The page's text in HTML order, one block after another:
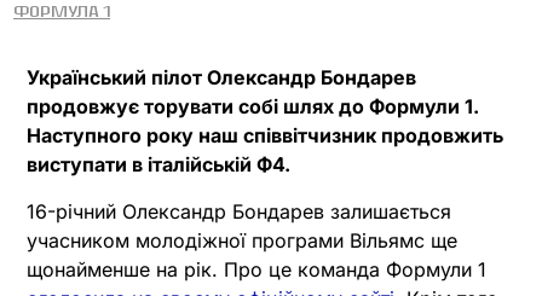
Формула 1
Український пілот Олександр Бондарев
продовжує торувати собі шлях до Формули 1.
Наступного року наш співвітчизник продовжить
виступати в італійській Ф4.
16-річний Олександр Бондарев залишається
учасником молодіжної програми Вільямс ще
щонайменше на рік. Про це команда Формули 1